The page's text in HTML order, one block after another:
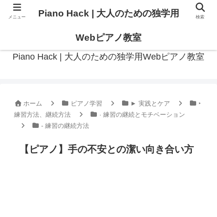
Piano Hack | 大人のための独学用Webピアノ教室
ホーム ピアノ学習 ► 実践とケア
‣
練習方法、継続方法
· 練習の継続とモチベーション
- 練習の継続方法
【ピアノ】手の不安との潔い向き合い方
メニュー Piano Hack | 大人のための独学用
Webピアノ教室
検索